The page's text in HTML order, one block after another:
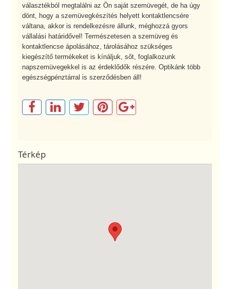
választékból megtalálni az Ön saját szemüvegét, de ha úgy
dönt, hogy a szemüvegkészítés helyett kontaktlencsére
váltana, akkor is rendelkezésre állunk, méghozzá gyors
vállalási határidővel! Természetesen a szemüveg és
kontaktlencse ápolásához, tárolásához szükséges
kiegészítő termékeket is kínáljuk, sőt, foglalkozunk
napszemüvegekkel is az érdeklődők részére. Optikánk több
egészségpénztárral is szerződésben áll!
Térkép